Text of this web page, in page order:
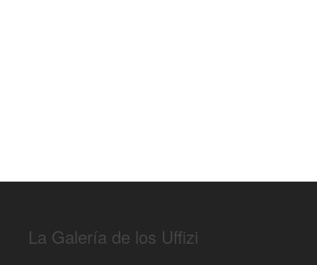
La Galería de los Uffizi